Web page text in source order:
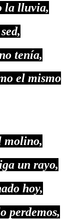
la lluvia,
tenía,
el mismo
molino,
un rayo,
hoy,
perdemos,